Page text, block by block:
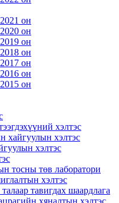
он
он
он
он
он
он
он
хэлтэс
хайгуулын хэлтэс
хэлтэс
тосны төв лаборатори
хэлтэс
тавигдах шаардлага
хяналтын хэлтэс